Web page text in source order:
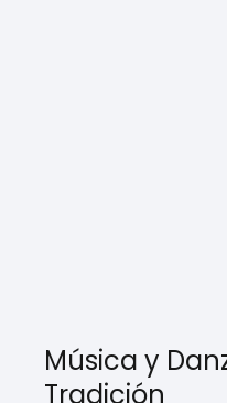
Música y
Tradición